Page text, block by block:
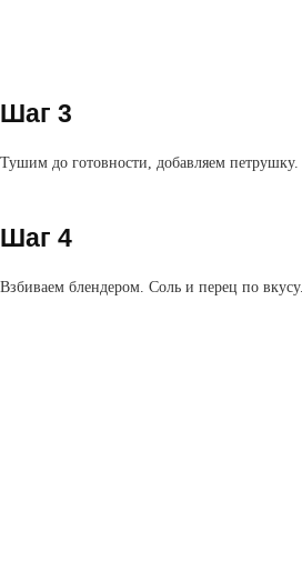
Шаг 3
Тушим до готовности, добавляем петрушку.
Шаг 4
Взбиваем блендером. Соль и перец по вкусу.